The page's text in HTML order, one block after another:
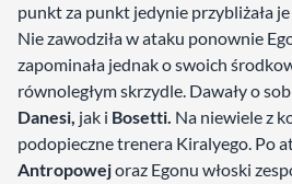
punkt za punkt jedynie przybliżała
Nie zawodziła w ataku ponownie
zapominała jednak o swoich
równoległym skrzydle. Dawały o
Danesi, jak i Bosetti. Na niewiele z
podopieczne trenera Kiralyego. Po
Antropowejoraz Egonu włoski